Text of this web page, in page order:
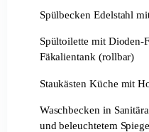
Spülbecken Edelstahl
Spültoilette mit Dioden-
Fäkalientank (rollbar)
Staukästen Küche mit
Waschbecken in
und beleuchtetem